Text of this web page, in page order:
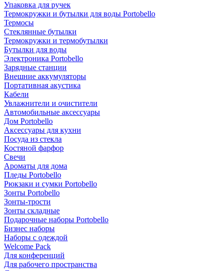
Упаковка для ручек
Термокружки и бутылки для воды Portobello
Термосы
Стеклянные бутылки
Термокружки и термобутылки
Бутылки для воды
Электроника Portobello
Зарядные станции
Внешние аккумуляторы
Портативная акустика
Кабели
Увлажнители и очистители
Автомобильные аксессуары
Дом Portobello
Аксессуары для кухни
Посуда из стекла
Костяной фарфор
Свечи
Ароматы для дома
Пледы Portobello
Рюкзаки и сумки Portobello
Зонты Portobello
Зонты-трости
Зонты складные
Подарочные наборы Portobello
Бизнес наборы
Наборы с одеждой
Welcome Pack
Для конференций
Для рабочего пространства